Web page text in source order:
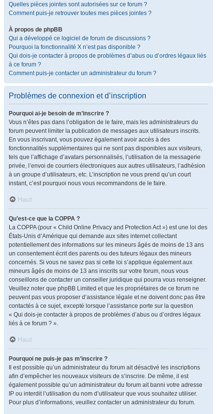
Quelles pièces jointes sont autorisées sur ce forum ?
Comment puis-je retrouver toutes mes pièces jointes ?
À propos de phpBB
Qui a développé ce logiciel de forum de discussions ?
Pourquoi la fonctionnalité X n’est pas disponible ?
Qui dois-je contacter à propos de problèmes d’abus ou d’ordres légaux liés
à ce forum ?
Comment puis-je contacter un administrateur du forum ?
Problèmes de connexion et d’inscription
Pourquoi ai-je besoin de m’inscrire ?
Vous n’êtes pas dans l’obligation de le faire, mais les administrateurs du
forum peuvent limiter la publication de messages aux utilisateurs inscrits.
En vous inscrivant, vous pouvez également avoir accès à des
fonctionnalités supplémentaires qui ne sont pas disponibles aux visiteurs,
tels que l’affichage d’avatars personnalisés, l’utilisation de la messagerie
privée, l’envoi de courriers électroniques aux autres utilisateurs, l’adhésion
à un groupe d’utilisateurs, etc. L’inscription ne vous prend qu’un court
instant, c’est pourquoi nous vous recommandons de le faire.
Haut
Qu’est-ce que la COPPA ?
La COPPA (pour « Child Online Privacy and Protection Act ») est une loi des
États-Unis d’Amérique qui demande aux sites internet collectant
potentiellement des informations sur les mineurs âgés de moins de 13 ans
un consentement écrit des parents ou des tuteurs légaux des mineurs
concernés. Si vous ne savez pas si cette loi s’applique également aux
mineurs âgés de moins de 13 ans inscrits sur votre forum, nous vous
conseillons de contacter un conseiller juridique qui pourra vous renseigner.
Veuillez noter que phpBB Limited et que les propriétaires de ce forum ne
peuvent pas vous proposer d’assistance légale et ne doivent donc pas être
contactés à ce sujet, excepté lorsque l’assistance porte sur la question
« Qui dois-je contacter à propos de problèmes d’abus ou d’ordres légaux
liés à ce forum ? ».
Haut
Pourquoi ne puis-je pas m’inscrire ?
Il est possible qu’un administrateur du forum ait désactivé les inscriptions
afin d’empêcher les nouveaux visiteurs de s’inscrire. De même, il est
également possible qu’un administrateur du forum ait banni votre adresse
IP ou interdit l’utilisation du nom d’utilisateur que vous souhaitez utiliser.
Pour plus d’informations, veuillez contacter un administrateur du forum.